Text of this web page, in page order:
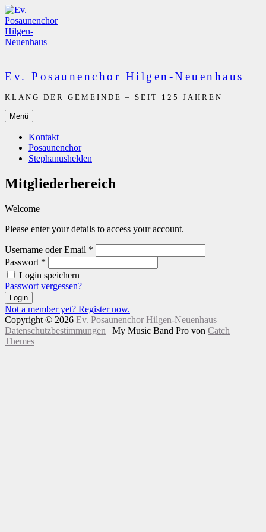
Zum
Inhalt
springen
Ev. Posaunenchor Hilgen-Neuenhaus
KLANG DER GEMEINDE – SEIT 125 JAHREN
Menü
Kontakt
Posaunenchor
Stephanushelden
Mitgliederbereich
Welcome
Please enter your details to access your account.
Username oder Email *
Passwort *
Login speichern
Passwort vergessen?
Login
Not a member yet? Register now.
Copyright © 2026 Ev. Posaunenchor Hilgen-Neuenhaus
Datenschutzbestimmungen | My Music Band Pro von Catch
Themes